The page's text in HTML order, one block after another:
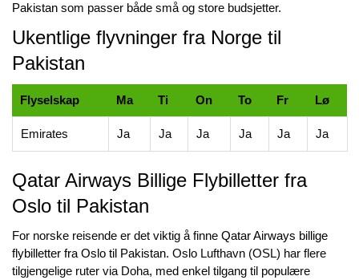
Pakistan som passer både små og store budsjetter.
Ukentlige flyvninger fra Norge til
Pakistan
Flyselskap Ma Ti On To Fr Lø
Emirates Ja Ja Ja Ja Ja Ja
Qatar Airways Billige Flybilletter fra
Oslo til Pakistan
For norske reisende er det viktig å finne Qatar Airways billige
flybilletter fra Oslo til Pakistan. Oslo Lufthavn (OSL) har flere
tilgjengelige ruter via Doha, med enkel tilgang til populære